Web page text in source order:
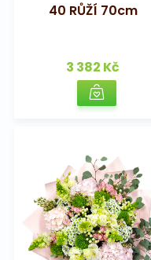
40 RŮŽÍ 70cm
3 382 Kč